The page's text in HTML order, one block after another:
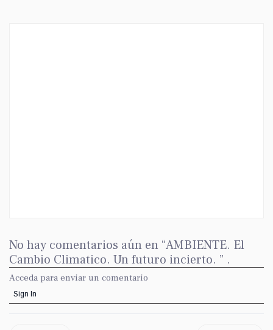
No hay comentarios aún en “AMBIENTE. El
Cambio Climatico. Un futuro incierto. ” .
Acceda para enviar un comentario
Sign In